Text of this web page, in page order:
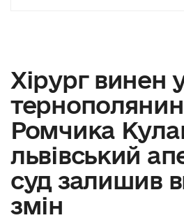
Хірург винен
Ромчика
львівський
суд залишив
змін